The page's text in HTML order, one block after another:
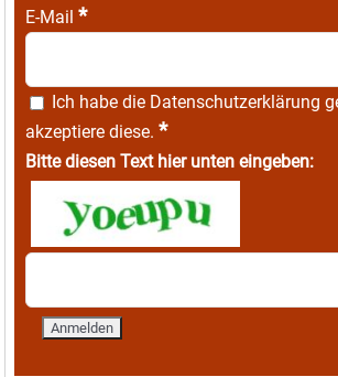
E-Mail *
Ich habe die Datenschutzerklärung
akzeptiere diese. *
Bitte diesen Text hier unten eingeben: